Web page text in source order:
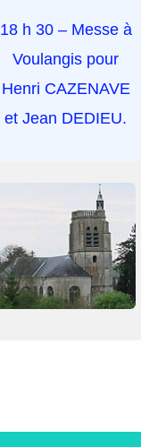
18 h 30 – Messe à
Voulangis pour
Henri CAZENAVE
et Jean DEDIEU.